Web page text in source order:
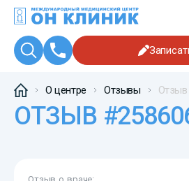
О центре Отзывы
ОТЗЫВ